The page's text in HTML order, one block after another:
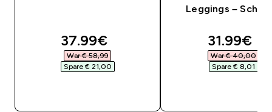
discounted price
37.99€‎
War € 58,99‎
Spare € 21,00‎
Leggings –
31.99€‎
War € 40,00‎
Spare € 8,01‎